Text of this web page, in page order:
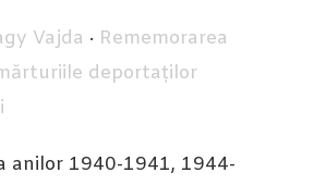
Vajda · Rememorarea
deportaților
anilor 1940-1941, 1944-